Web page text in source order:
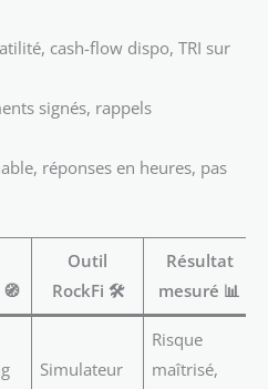
cash-flow dispo, TRI sur
signés, rappels
réponses en heures, pas
Outil
RockFi 🛠️
Résultat
mesuré 📊
Simulateur
Risque
maîtrisé,